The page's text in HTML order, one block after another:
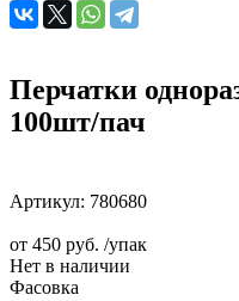
Перчатки
100шт/пач
Артикул: 780680
от 450 руб. /упак
Нет в наличии
Фасовка